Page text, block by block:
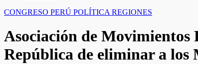
CONGRESO PERÚ POLÍTICA REGIONES
Asociación de Movimientos
República de eliminar a los